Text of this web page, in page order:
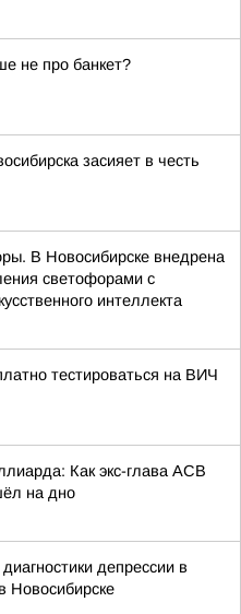
не про банкет?
засияет в честь
В Новосибирске внедрена
светофорами с
интеллекта
тестироваться на ВИЧ
Как экс-глава АСВ
на дно
депрессии в
Новосибирске